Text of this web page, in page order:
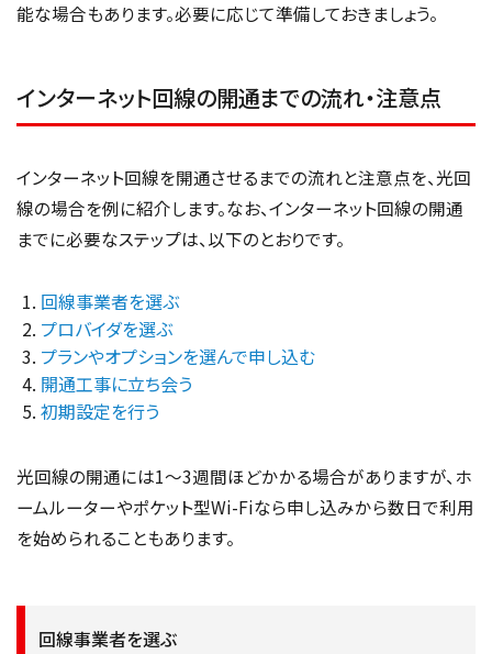
能な場合もあります。必要に応じて準備しておきましょう。
インターネット回線の開通までの流れ・注意点
インターネット回線を開通させるまでの流れと注意点を、光回
線の場合を例に紹介します。なお、インターネット回線の開通
までに必要なステップは、以下のとおりです。
回線事業者を選ぶ
プロバイダを選ぶ
プランやオプションを選んで申し込む
開通工事に立ち会う
初期設定を行う
光回線の開通には1〜3週間ほどかかる場合がありますが、ホ
ームルーターやポケット型Wi-Fiなら申し込みから数日で利用
を始められることもあります。
回線事業者を選ぶ